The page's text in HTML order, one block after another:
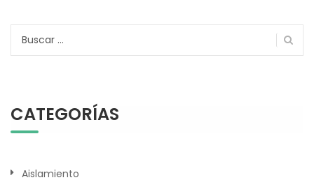
CATEGORÍAS
Aislamiento